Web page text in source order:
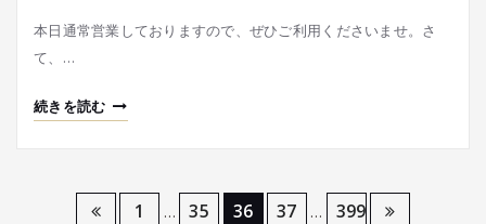
本日通常営業しておりますので、ぜひご利用くださいませ。さ
て、…
続きを読む
1 … 35 36 37 … 399